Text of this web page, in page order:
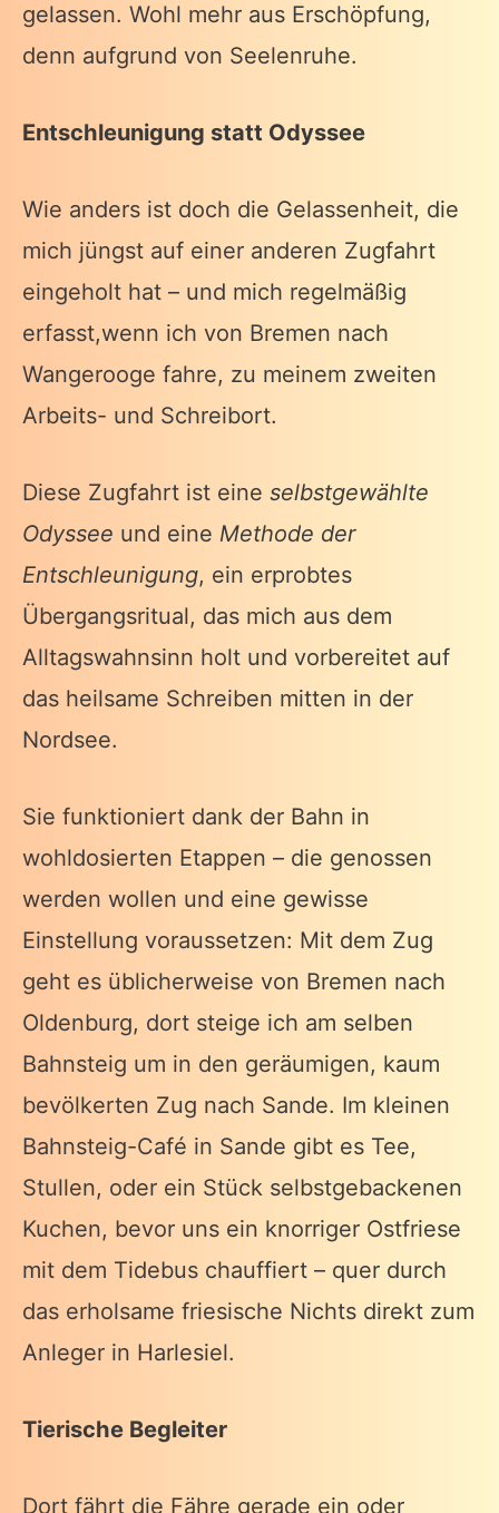
gelassen. Wohl mehr aus Erschöpfung,
denn aufgrund von Seelenruhe.
Entschleunigung statt Odyssee
Wie anders ist doch die Gelassenheit, die
mich jüngst auf einer anderen Zugfahrt
eingeholt hat – und mich regelmäßig
erfasst,wenn ich von Bremen nach
Wangerooge fahre, zu meinem zweiten
Arbeits- und Schreibort.
Diese Zugfahrt ist eine selbstgewählte
Odyssee und eine Methode der
Entschleunigung, ein erprobtes
Übergangsritual, das mich aus dem
Alltagswahnsinn holt und vorbereitet auf
das heilsame Schreiben mitten in der
Nordsee.
Sie funktioniert dank der Bahn in
wohldosierten Etappen – die genossen
werden wollen und eine gewisse
Einstellung voraussetzen: Mit dem Zug
geht es üblicherweise von Bremen nach
Oldenburg, dort steige ich am selben
Bahnsteig um in den geräumigen, kaum
bevölkerten Zug nach Sande. Im kleinen
Bahnsteig-Café in Sande gibt es Tee,
Stullen, oder ein Stück selbstgebackenen
Kuchen, bevor uns ein knorriger Ostfriese
mit dem Tidebus chauffiert – quer durch
das erholsame friesische Nichts direkt zum
Anleger in Harlesiel.
Tierische Begleiter
Dort fährt die Fähre gerade ein oder